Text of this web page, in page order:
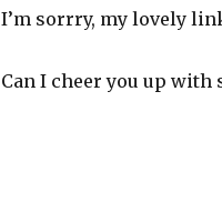
I’m sorrry, my lovely
Can I cheer you up with